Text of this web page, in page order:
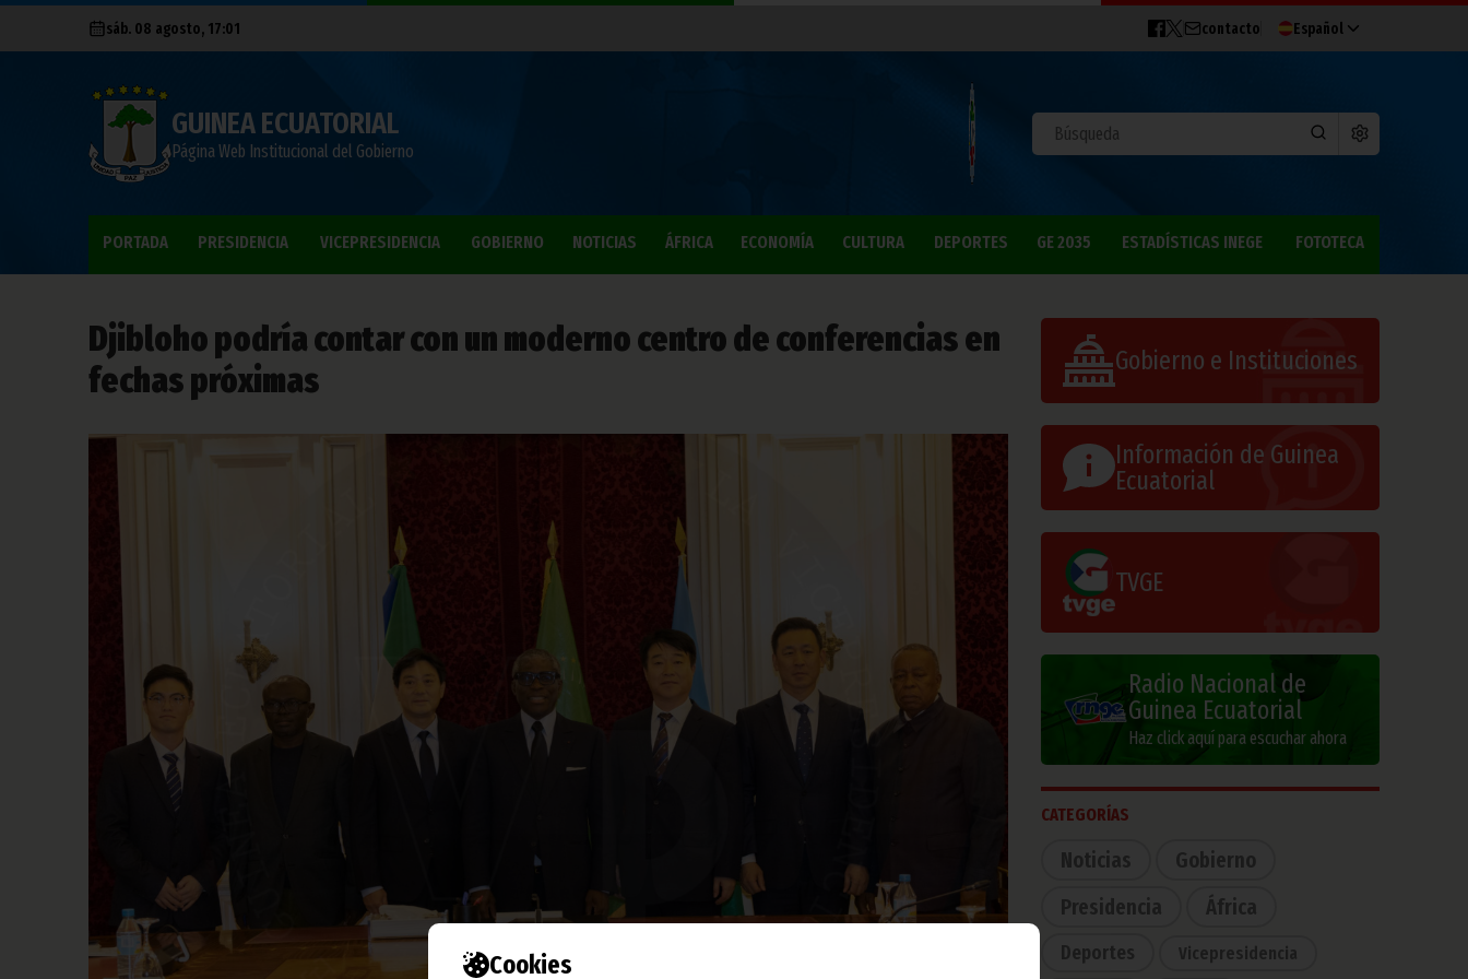
Cookies
sáb. 08 agosto, 17:01 contacto Español
GUINEA ECUATORIAL
Página Web Institucional del Gobierno
PORTADA PRESIDENCIA VICEPRESIDENCIA GOBIERNO NOTICIAS ÁFRICA ECONOMÍA CULTURA DEPORTES GE 2035 ESTADÍSTICAS INEGE FOTOTECA
Djibloho podría contar con un moderno centro de conferencias en
fechas próximas
Gobierno e Instituciones
Información de Guinea
Ecuatorial
TVGE
Radio Nacional de
Guinea Ecuatorial
Haz click aquí para escuchar ahora
CATEGORÍAS
Noticias
Gobierno
Presidencia
África
Deportes Vicepresidencia